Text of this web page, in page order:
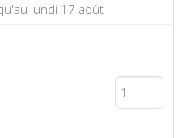
lundi 17 août